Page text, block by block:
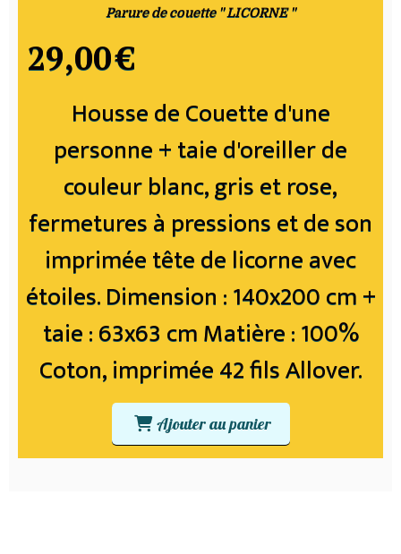
Parure de couette " LICORNE "
Housse de Couette d'une
personne + taie d'oreiller de
couleur blanc, gris et rose,
fermetures à pressions et de son
imprimée tête de licorne avec
étoiles. Dimension : 140x200 cm +
taie : 63x63 cm Matière : 100%
Coton, imprimée 42 fils Allover.
29,00€
Ajouter au panier